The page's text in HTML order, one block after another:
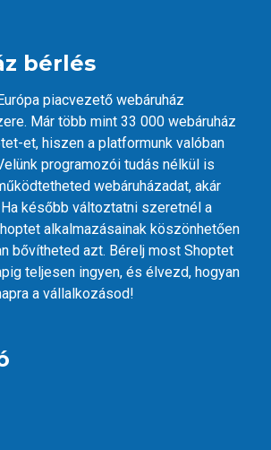
bérlés
piacvezető webáruház
Már több mint 33 000 webáruház
et, hiszen a platformunk valóban
programozói tudás nélkül is
webáruházadat, akár
később változtatni szeretnél a
alkalmazásainak köszönhetően
bővítheted azt. Bérelj most Shoptet
teljesen ingyen, és élvezd, hogyan
a vállalkozásod!